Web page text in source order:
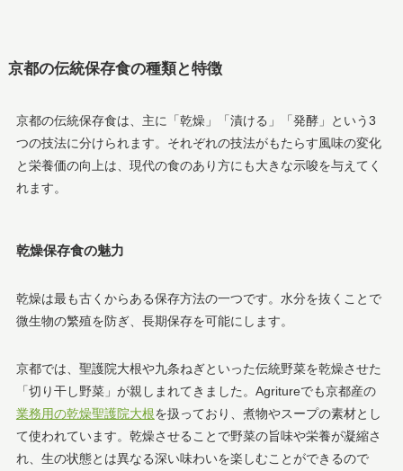
京都の伝統保存食の種類と特徴
京都の伝統保存食は、主に「乾燥」「漬ける」「発酵」という3
つの技法に分けられます。それぞれの技法がもたらす風味の変化
と栄養価の向上は、現代の食のあり方にも大きな示唆を与えてく
れます。
乾燥保存食の魅力
乾燥は最も古くからある保存方法の一つです。水分を抜くことで
微生物の繁殖を防ぎ、長期保存を可能にします。
京都では、聖護院大根や九条ねぎといった伝統野菜を乾燥させた
「切り干し野菜」が親しまれてきました。Agritureでも京都産の
業務用の乾燥聖護院大根を扱っており、煮物やスープの素材とし
て使われています。乾燥させることで野菜の旨味や栄養が凝縮さ
れ、生の状態とは異なる深い味わいを楽しむことができるので